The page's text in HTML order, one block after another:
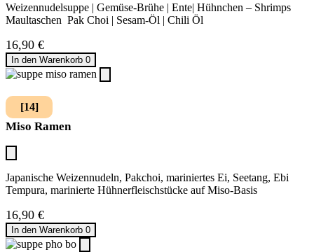
Weizennudelsuppe | Gemüse-Brühe | Ente| Hühnchen – Shrimps
Maultaschen Pak Choi | Sesam-Öl | Chili Öl
16,90 €
In den Warenkorb 0
[14]
Miso Ramen
Japanische Weizennudeln, Pakchoi, mariniertes Ei, Seetang, Ebi
Tempura, marinierte Hühnerfleischstücke auf Miso-Basis
16,90 €
In den Warenkorb 0